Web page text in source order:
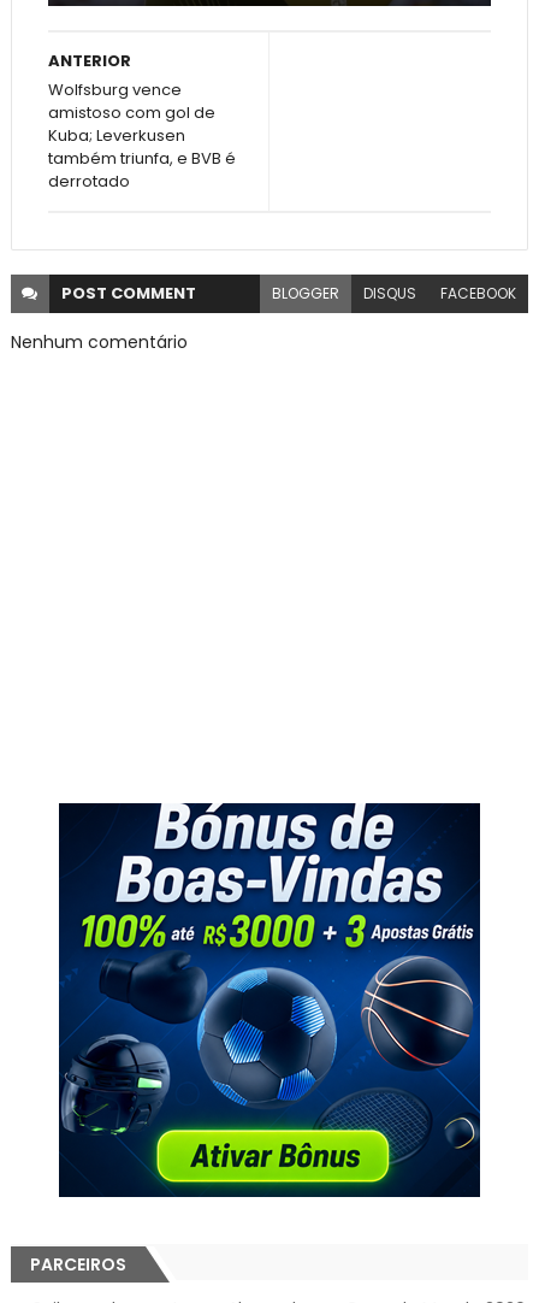
ANTERIOR
Wolfsburg vence
amistoso com gol de
Kuba; Leverkusen
também triunfa, e BVB é
derrotado
POST COMMENT BLOGGER DISQUS FACEBOOK
Nenhum comentário
PARCEIROS